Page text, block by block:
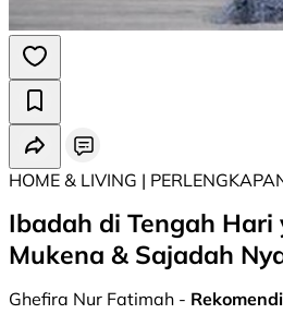
HOME & LIVING |
Ibadah di Tengah Hari
Mukena & Sajadah
Ghefira Nur Fatimah -